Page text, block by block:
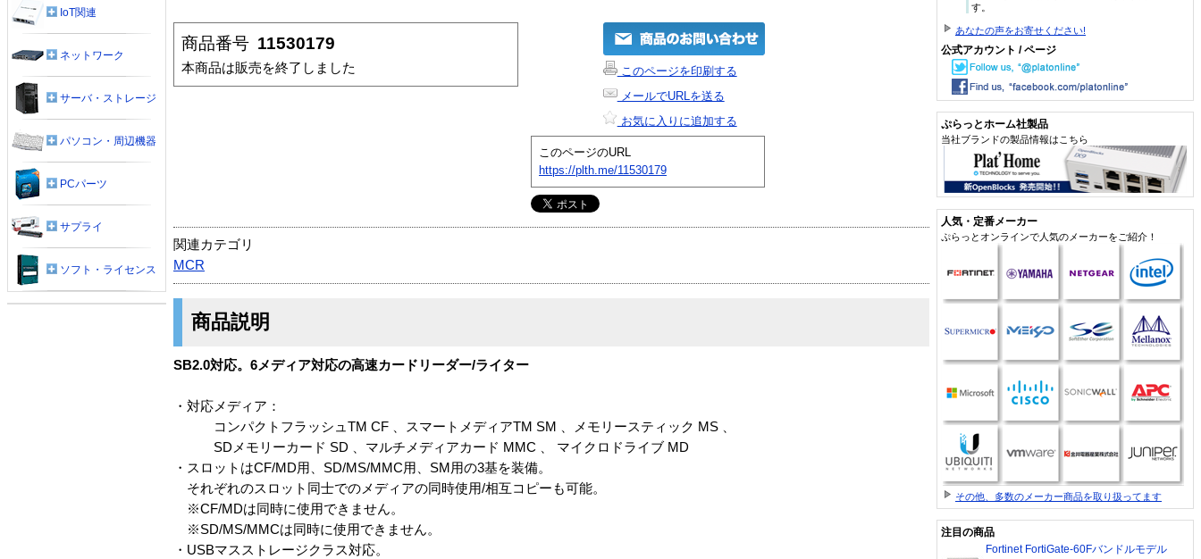
商品番号 11530179
本商品は販売を終了しました
このページを印刷する
メールでURLを送る
お気に入りに追加する
このページのURL
https://plth.me/11530179
関連カテゴリ
MCR
商品説明
SB2.0対応。6メディア対応の高速カードリーダー/ライター
・対応メディア：
コンパクトフラッシュTM CF 、スマートメディアTM SM 、メモリースティック MS 、
SDメモリーカード SD 、マルチメディアカード MMC 、 マイクロドライブ MD
・スロットはCF/MD用、SD/MS/MMC用、SM用の3基を装備。
それぞれのスロット同士でのメディアの同時使用/相互コピーも可能。
※CF/MDは同時に使用できません。
※SD/MS/MMCは同時に使用できません。
・USBマスストレージクラス対応。
IoT関連
ネットワーク
サーバ・ストレージ
パソコン・周辺機器
PCパーツ
サプライ
ソフト・ライセンス
す。
あなたの声をお寄せください!
公式アカウント / ページ
ぷらっとホーム社製品
当社ブランドの製品情報はこちら
人気・定番メーカー
ぷらっとオンラインで人気のメーカーをご紹介！
その他、多数のメーカー商品を取り扱ってます
注目の商品
Fortinet FortiGate-60Fバンドルモデル